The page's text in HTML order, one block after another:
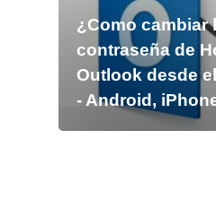
¿Como cambiar
contraseña de
Outlook desde
- Android,